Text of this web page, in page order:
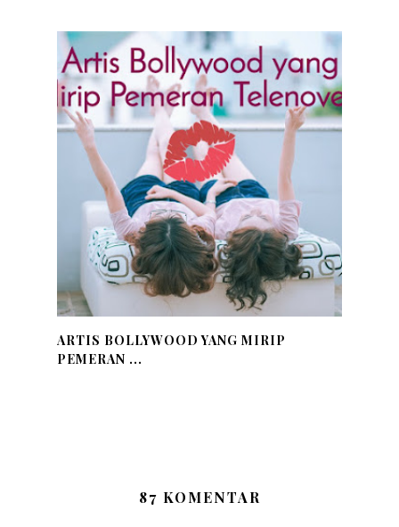
ARTIS BOLLYWOOD YANG MIRIP
PEMERAN ...
87 KOMENTAR